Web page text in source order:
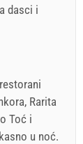
dasci i
Rarita
Toć i
u noć.